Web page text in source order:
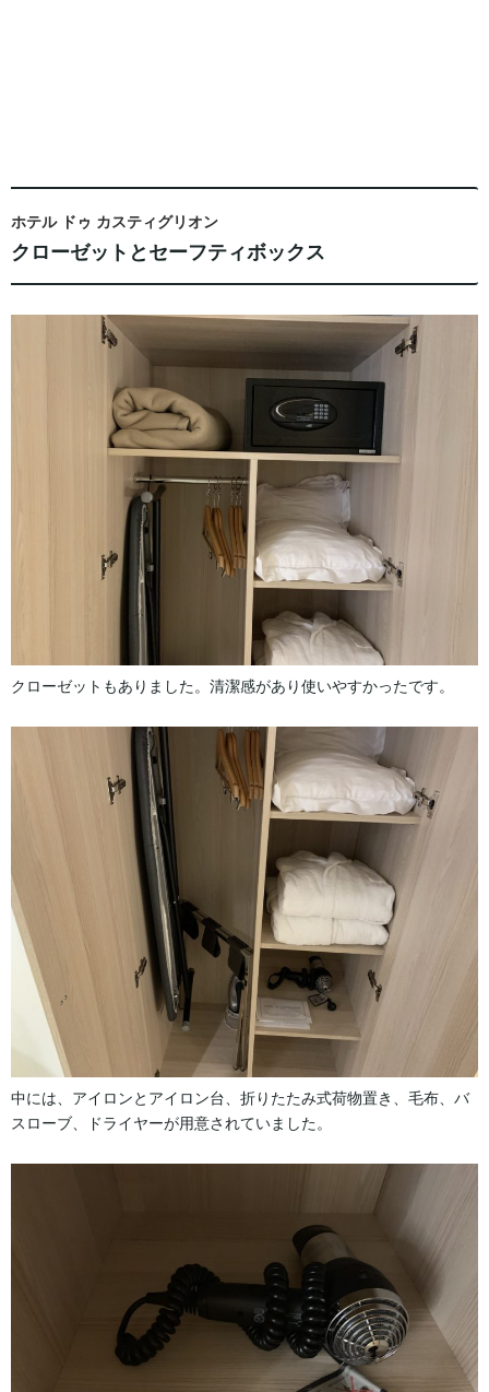
ホテル ドゥ カスティグリオン
クローゼットとセーフティボックス
クローゼットもありました。清潔感があり使いやすかったです。
中には、アイロンとアイロン台、折りたたみ式荷物置き、毛布、バ
スローブ、ドライヤーが用意されていました。